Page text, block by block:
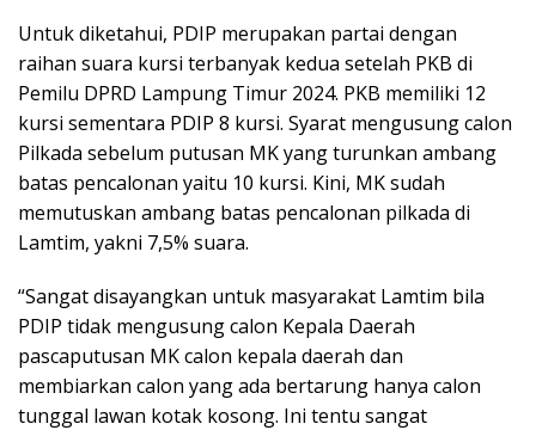
Untuk diketahui, PDIP merupakan partai dengan
raihan suara kursi terbanyak kedua setelah PKB di
Pemilu DPRD Lampung Timur 2024. PKB memiliki 12
kursi sementara PDIP 8 kursi. Syarat mengusung calon
Pilkada sebelum putusan MK yang turunkan ambang
batas pencalonan yaitu 10 kursi. Kini, MK sudah
memutuskan ambang batas pencalonan pilkada di
Lamtim, yakni 7,5% suara.
“Sangat disayangkan untuk masyarakat Lamtim bila
PDIP tidak mengusung calon Kepala Daerah
pascaputusan MK calon kepala daerah dan
membiarkan calon yang ada bertarung hanya calon
tunggal lawan kotak kosong. Ini tentu sangat